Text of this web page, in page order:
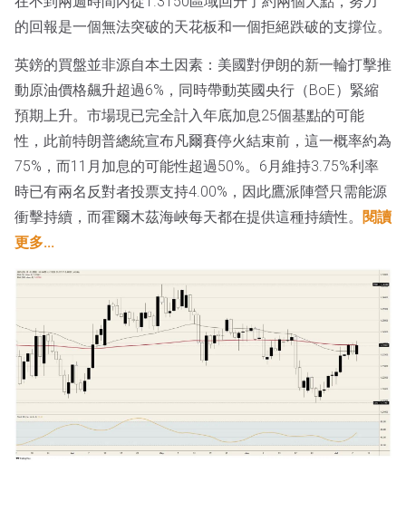
的回報是一個無法突破的天花板和一個拒絕跌破的支撐位。
英鎊的買盤並非源自本土因素：美國對伊朗的新一輪打擊推
動原油價格飆升超過6%，同時帶動英國央行（BoE）緊縮
預期上升。市場現已完全計入年底加息25個基點的可能
性，此前特朗普總統宣布凡爾賽停火結束前，這一概率約為
75%，而11月加息的可能性超過50%。6月維持3.75%利率
時已有兩名反對者投票支持4.00%，因此鷹派陣營只需能源
衝擊持續，而霍爾木茲海峽每天都在提供這種持續性。
閱讀
更多...